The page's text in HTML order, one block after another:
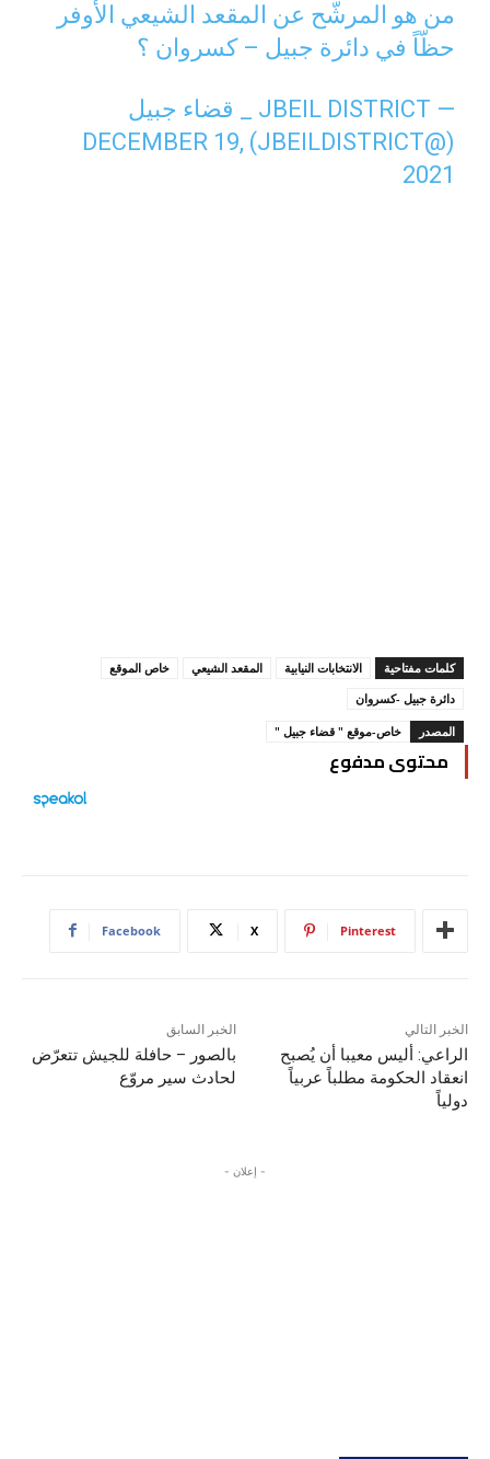
من هو المرشّح عن المقعد الشيعي الأوفر
حظّاً في دائرة جبيل – كسروان ؟
— JBEIL DISTRICT _ قضاء جبيل
(@JBEILDISTRICT)
DECEMBER 19,
2021
كلمات مفتاحية الانتخابات النيابية المقعد الشيعي
خاص الموقع
دائرة جبيل -كسروان
المصدر
خاص-موقع " قضاء جبيل "
محتوى مدفوع
Facebook X Pinterest
الخبر السابق
بالصور – حافلة للجيش تتعرّض
لحادث سير مروّع
الخبر التالي
الراعي: أليس معيبا أن يُصبح
انعقاد الحكومة مطلباً عربياً
دولياً
- إعلان -